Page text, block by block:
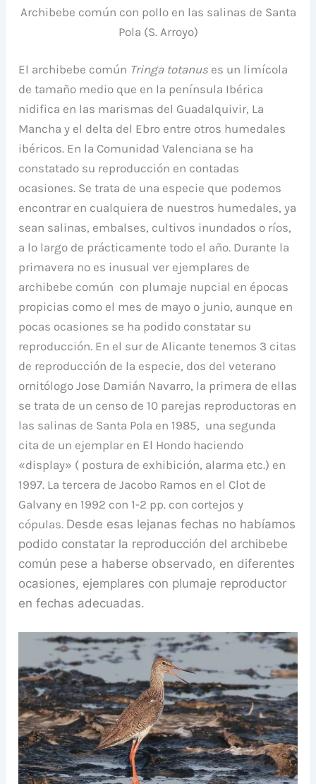
Archibebe común con pollo en las salinas de Santa
Pola (S. Arroyo)
El archibebe común Tringa totanus es un limícola
de tamaño medio que en la península Ibérica
nidifica en las marismas del Guadalquivir, La
Mancha y el delta del Ebro entre otros humedales
ibéricos. En la Comunidad Valenciana se ha
constatado su reproducción en contadas
ocasiones. Se trata de una especie que podemos
encontrar en cualquiera de nuestros humedales, ya
sean salinas, embalses, cultivos inundados o ríos,
a lo largo de prácticamente todo el año. Durante la
primavera no es inusual ver ejemplares de
archibebe común con plumaje nupcial en épocas
propicias como el mes de mayo o junio, aunque en
pocas ocasiones se ha podido constatar su
reproducción. En el sur de Alicante tenemos 3 citas
de reproducción de la especie, dos del veterano
ornitólogo Jose Damián Navarro, la primera de ellas
se trata de un censo de 10 parejas reproductoras en
las salinas de Santa Pola en 1985, una segunda
cita de un ejemplar en El Hondo haciendo
«display» ( postura de exhibición, alarma etc.) en
1997. La tercera de Jacobo Ramos en el Clot de
Galvany en 1992 con 1-2 pp. con cortejos y
cópulas. Desde esas lejanas fechas no habíamos
podido constatar la reproducción del archibebe
común pese a haberse observado, en diferentes
ocasiones, ejemplares con plumaje reproductor
en fechas adecuadas.